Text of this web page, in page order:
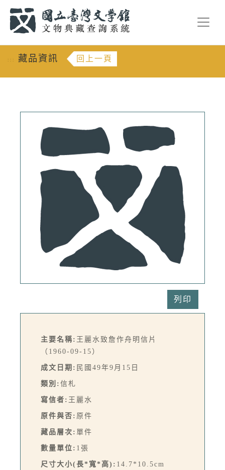
::: 藏品資訊 回上一頁
列印
主要名稱: 王麗水致詹作舟明信片
（1960-09-15）
成文日期: 民國49年9月15日
類別: 信札
寫信者: 王麗水
原件與否: 原件
藏品層次: 單件
數量單位: 1張
尺寸大小(長*寬*高): 14.7*10.5cm